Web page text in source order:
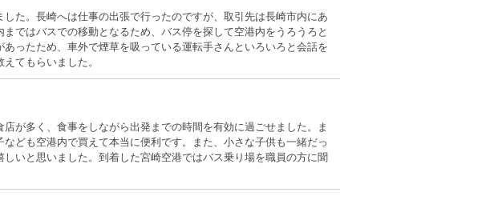
た。長崎へは仕事の出張で行ったのですが、取引先は長崎市内にあ
ではバスでの移動となるため、バス停を探して空港内をうろうろと
ったため、車外で煙草を吸っている運転手さんといろいろと会話を
てもらいました。
が多く、食事をしながら出発までの時間を有効に過ごせました。ま
ども空港内で買えて本当に便利です。また、小さな子供も一緒だっ
いと思いました。到着した宮崎空港ではバス乗り場を職員の方に聞